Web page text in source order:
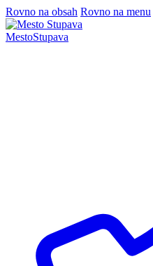
Rovno na obsah Rovno na menu
MestoStupava